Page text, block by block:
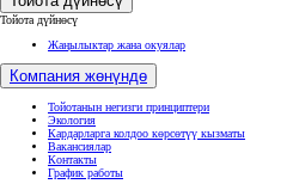
Тойота дүйнөсү
Жаңылыктар жана окуялар
Компания жөнүндө
Тойотанын негизги принциптери
Экология
Кардарларга колдоо көрсөтүү кызматы
Вакансиялар
Контакты
График работы